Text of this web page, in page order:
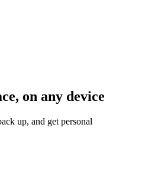
on any device
up, and get personal